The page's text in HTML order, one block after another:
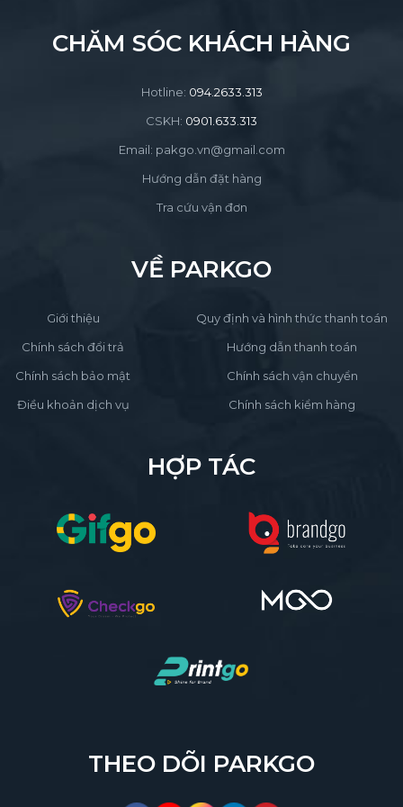
CHĂM SÓC KHÁCH HÀNG
Hotline: 094.2633.313
CSKH: 0901.633.313
Email: pakgo.vn@gmail.com
Hướng dẫn đặt hàng
Tra cứu vận đơn
VỀ PARKGO
Giới thiệu
Chính sách đổi trả
Chính sách bảo mật
Điều khoản dịch vụ
Quy định và hình thức thanh toán
Hướng dẫn thanh toán
Chính sách vận chuyển
Chính sách kiểm hàng
HỢP TÁC
THEO DÕI PARKGO